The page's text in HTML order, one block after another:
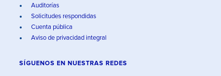
Auditorías
Solicitudes respondidas
Cuenta pública
Aviso de privacidad integral
SÍGUENOS EN NUESTRAS REDES